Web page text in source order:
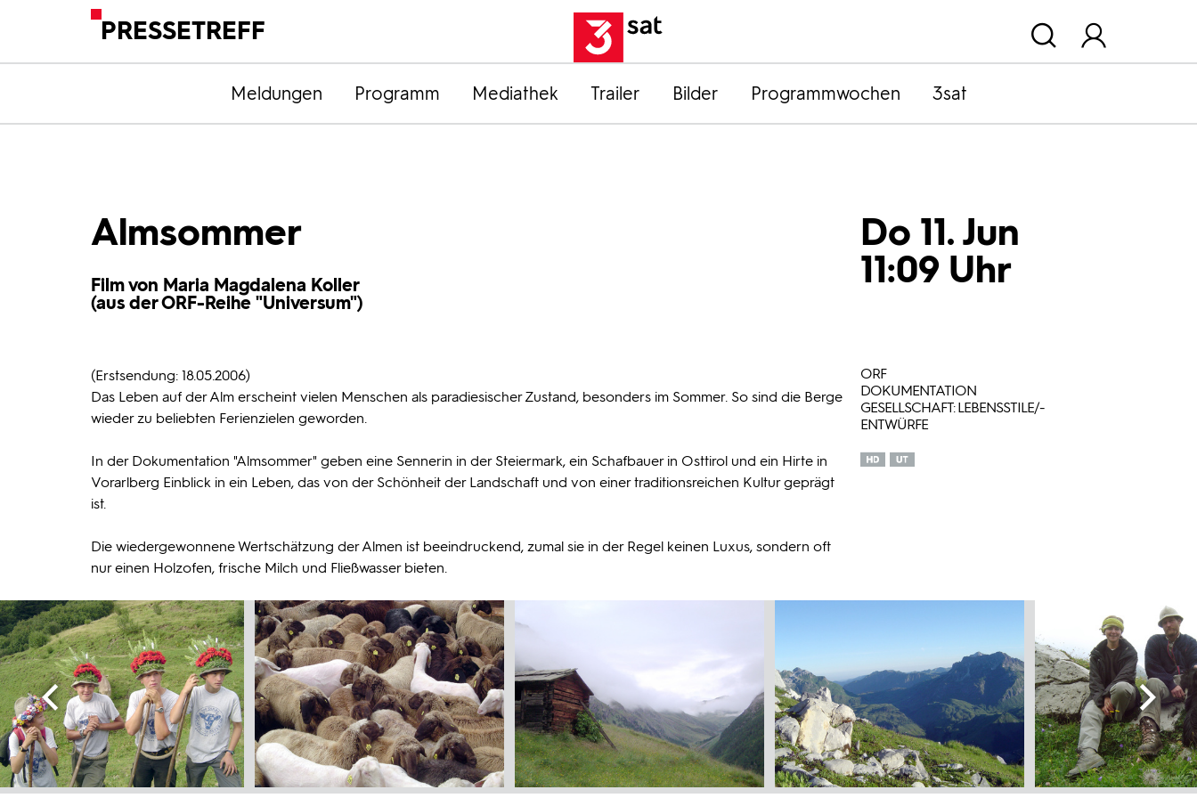
PRESSETREFF
Meldungen Programm Mediathek Trailer Bilder Programmwochen 3sat
Almsommer
Film von Maria Magdalena Koller
(aus der ORF-Reihe "Universum")
Do 11. Jun
11:09 Uhr
(Erstsendung: 18.05.2006)
Das Leben auf der Alm erscheint vielen Menschen als paradiesischer Zustand, besonders im Sommer. So sind die Berge
wieder zu beliebten Ferienzielen geworden.
In der Dokumentation "Almsommer" geben eine Sennerin in der Steiermark, ein Schafbauer in Osttirol und ein Hirte in
Vorarlberg Einblick in ein Leben, das von der Schönheit der Landschaft und von einer traditionsreichen Kultur geprägt
ist.
Die wiedergewonnene Wertschätzung der Almen ist beeindruckend, zumal sie in der Regel keinen Luxus, sondern oft
nur einen Holzofen, frische Milch und Fließwasser bieten.
ORF
DOKUMENTATION
GESELLSCHAFT: LEBENSSTILE/-
ENTWÜRFE